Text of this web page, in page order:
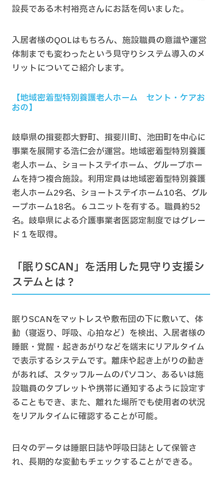
設長である木村裕亮さんにお話を伺いました。
入居者様のQOLはもちろん、施設職員の意識や運営
体制までも変わったという見守りシステム導入のメ
リットについてご紹介します。
【地域密着型特別養護老人ホーム セント・ケアお
おの】
岐阜県の揖斐郡大野町、揖斐川町、池田町を中心に
事業を展開する浩仁会が運営。地域密着型特別養護
老人ホーム、ショートステイホーム、グループホー
ムを持つ複合施設。利用定員は地域密着型特別養護
老人ホーム29名、ショートステイホーム10名、グル
ープホーム18名。６ユニットを有する。職員約52
名。岐阜県による介護事業者医認定制度ではグレー
ド１を取得。
「眠りSCAN」を活用した見守り支援シ
ステムとは？
眠りSCANをマットレスや敷布団の下に敷いて、体
動（寝返り、呼吸、心拍など）を検出、入居者様の
睡眠・覚醒・起きあがりなどを端末にリアルタイム
で表示するシステムです。離床や起き上がりの動き
があれば、スタッフルームのパソコン、あるいは施
設職員のタブレットや携帯に通知するように設定す
ることもでき、また、離れた場所でも使用者の状況
をリアルタイムに確認することが可能。
日々のデータは睡眠日誌や呼吸日誌として保管さ
れ、長期的な変動もチェックすることができる。